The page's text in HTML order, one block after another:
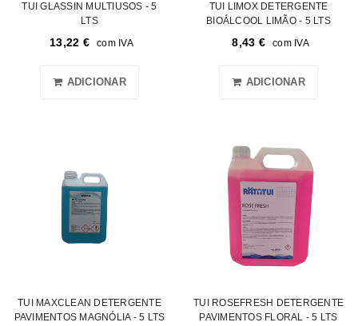
TUI GLASSIN MULTIUSOS - 5
LTS
13,22 € com IVA
ADICIONAR
TUI LIMOX DETERGENTE
BIOÁLCOOL LIMÃO - 5 LTS
8,43 € com IVA
ADICIONAR
TUI MAXCLEAN DETERGENTE
PAVIMENTOS MAGNÓLIA - 5 LTS
TUI ROSEFRESH DETERGENTE
PAVIMENTOS FLORAL - 5 LTS